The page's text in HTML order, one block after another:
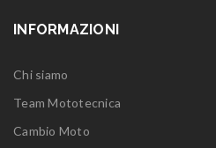
INFORMAZIONI
Chi siamo
Team Mototecnica
Cambio Moto